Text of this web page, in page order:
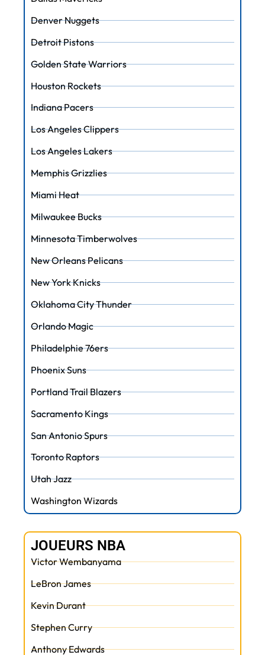
Denver Nuggets
Detroit Pistons
Golden State Warriors
Houston Rockets
Indiana Pacers
Los Angeles Clippers
Los Angeles Lakers
Memphis Grizzlies
Miami Heat
Milwaukee Bucks
Minnesota Timberwolves
New Orleans Pelicans
New York Knicks
Oklahoma City Thunder
Orlando Magic
Philadelphie 76ers
Phoenix Suns
Portland Trail Blazers
Sacramento Kings
San Antonio Spurs
Toronto Raptors
Utah Jazz
Washington Wizards
JOUEURS NBA
Victor Wembanyama
LeBron James
Kevin Durant
Stephen Curry
Anthony Edwards